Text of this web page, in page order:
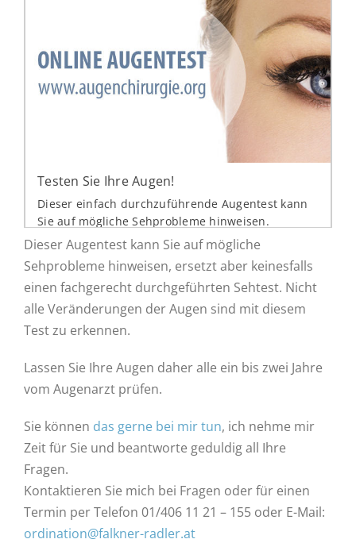
Dieser Augentest kann Sie auf mögliche
Sehprobleme hinweisen, ersetzt aber keinesfalls
einen fachgerecht durchgeführten Sehtest. Nicht
alle Veränderungen der Augen sind mit diesem
Test zu erkennen.
Lassen Sie Ihre Augen daher alle ein bis zwei Jahre
vom Augenarzt prüfen.
Sie können das gerne bei mir tun, ich nehme mir
Zeit für Sie und beantworte geduldig all Ihre
Fragen.
Kontaktieren Sie mich bei Fragen oder für einen
Termin per Telefon 01/406 11 21 – 155 oder E-Mail:
ordination@falkner-radler.at